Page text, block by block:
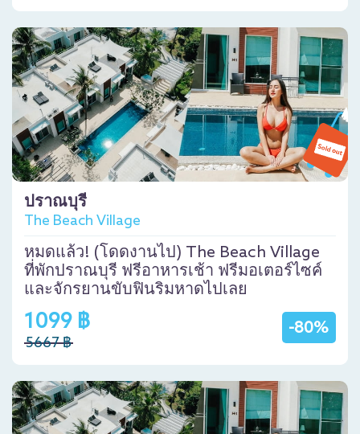
ปราณบุรี
The Beach Village
หมดแล้ว! (โดดงานไป) The Beach Village
ที่พักปราณบุรี ฟรีอาหารเช้า ฟรีมอเตอร์ไซค์
และจักรยานขับฟินริมหาดไปเลย
-80%
1099 ฿
5667 ฿